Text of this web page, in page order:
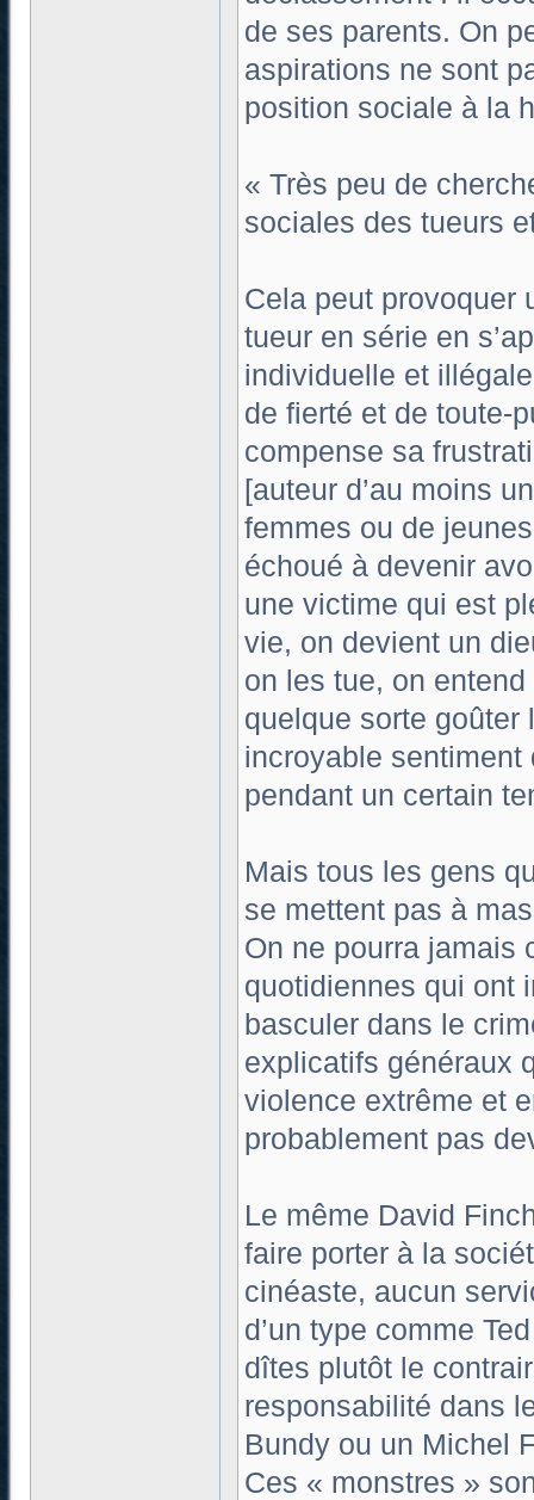
de ses parents. On
aspirations ne sont
position sociale à la
« Très peu de
sociales des tueurs
Cela peut provoquer
tueur en série en
individuelle et
de fierté et de toute-
compense sa
[auteur d’au moins
femmes ou de
échoué à devenir
une victime qui est
vie, on devient un
on les tue, on
quelque sorte goûter
incroyable sentiment
pendant un certain
Mais tous les gens
se mettent pas à
On ne pourra jamais
quotidiennes qui ont
basculer dans le
explicatifs généraux
violence extrême et
probablement pas
Le même David
faire porter à la
cinéaste, aucun
d’un type comme
dîtes plutôt le
responsabilité dans
Bundy ou un Michel
Ces « monstres »